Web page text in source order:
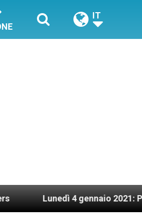
IT
4 gennaio 2021: Possesso